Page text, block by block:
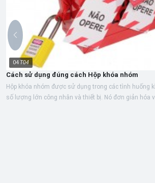
04 T04
Cách sử dụng đúng cách Hộp khóa nhóm
Hộp khóa nhóm được sử dụng trong các tình huống
số lượng lớn công nhân và thiết bị. Nó đơn giản hóa